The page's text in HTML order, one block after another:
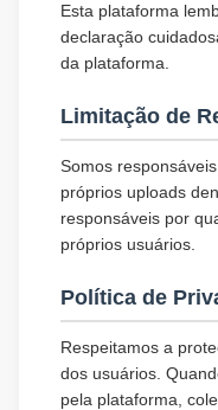
Esta plataforma
declaração
da plataforma.
Limitação de
Somos
próprios uploads
responsáveis por
próprios usuários.
Política de
Respeitamos a
dos usuários.
pela plataforma,